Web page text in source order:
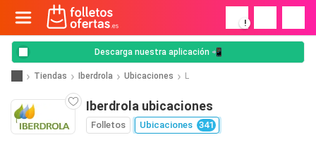
!
Descarga nuestra aplicación 📲
Tiendas Iberdrola Ubicaciones L
Iberdrola ubicaciones
Folletos Ubicaciones 341